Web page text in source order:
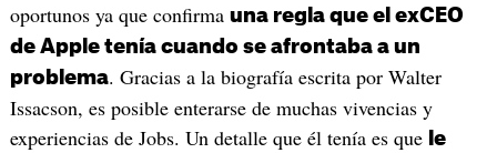
oportunos ya que confirma una regla que el exCEO
de Apple tenía cuando se afrontaba a un
problema. Gracias a la biografía escrita por Walter
Issacson, es posible enterarse de muchas vivencias y
experiencias de Jobs. Un detalle que él tenía es que le